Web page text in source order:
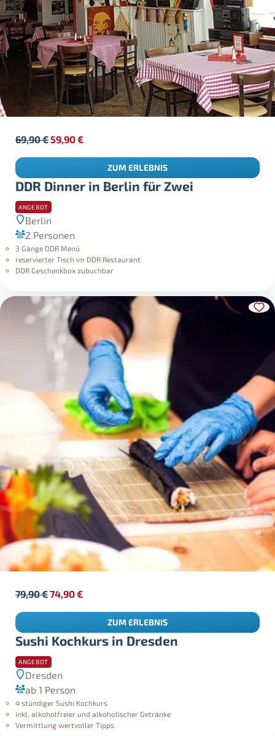
DDR Dinner in Berlin für Zwei
ANGEBOT
Berlin
2 Personen
3 Gänge DDR Menü
reservierter Tisch im DDR Restaurant
DDR Geschenkbox zubuchbar
69,90€59,90€
ZUM ERLEBNIS
Sushi Kochkurs in Dresden
ANGEBOT
Dresden
ab 1 Person
4 stündiger Sushi Kochkurs
inkl. alkoholfreier und alkoholischer Getränke
Vermittlung wertvoller Tipps
79,90€74,90€
ZUM ERLEBNIS